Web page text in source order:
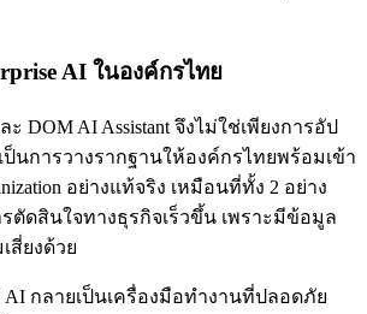
AI ในองค์กรไทย
ะ DOM AI Assistant จึงไม่ใช่เพียงการอัป
ป็นการวางรากฐานให้องค์กรไทยพร้อมเข้า
อย่างแท้จริง เหมือนที่ทั้ง 2 อย่าง
ตัดสินใจทางธุรกิจเร็วขึ้น เพราะมีข้อมูล
สี่ยงด้วย
AI กลายเป็นเครื่องมือทำงานที่ปลอดภัย